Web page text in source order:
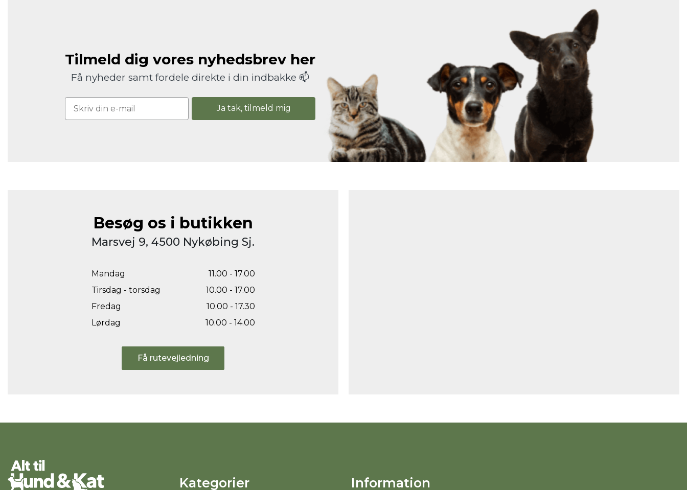
Tilmeld dig vores nyhedsbrev her
Få nyheder samt fordele direkte i din indbakke 📫
Ja tak, tilmeld mig
Besøg os i butikken
Marsvej 9, 4500 Nykøbing Sj.
Mandag
11.00 - 17.00
Tirsdag - torsdag
10.00 - 17.00
Fredag
10.00 - 17.30
Lørdag
10.00 - 14.00
Få rutevejledning
Kategorier Information